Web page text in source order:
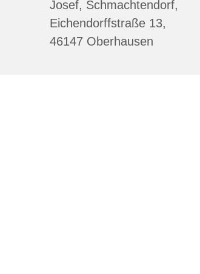
Josef, Schmachtendorf,
Eichendorffstraße 13,
46147 Oberhausen